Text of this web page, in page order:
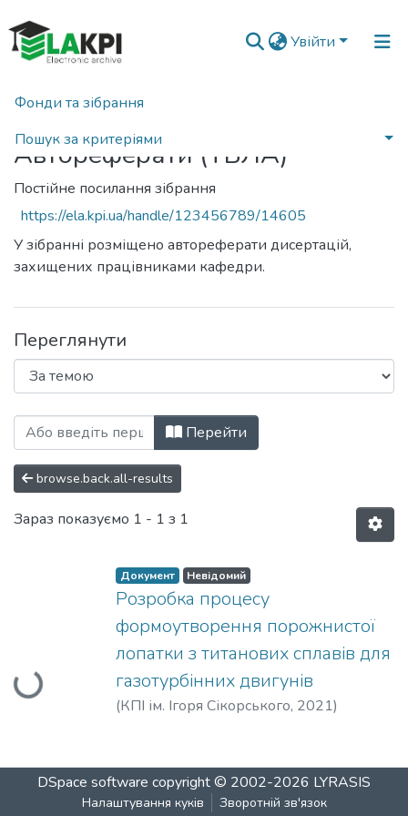
Увійти
Фонди та зібрання
Пошук за критеріями
Головна
Автореферати (ТВЛА)
Постійне посилання зібрання
https://ela.kpi.ua/handle/123456789/14605
У зібранні розміщено автореферати дисертацій,
захищених працівниками кафедри.
Переглянути
Перегляд Автореферати (ТВЛА) за
Перейти
browse.back.all-results
Зараз показуємо 1 - 1 з 1
Вантажиться...
Документ Невідомий
Розробка процесу
формоутворення порожнистої
лопатки з титанових сплавів для
газотурбінних двигунів
(КПІ ім. Ігоря Сікорського, 2021)
DSpace software copyright © 2002-2026 LYRASIS
Налаштування куків Зворотній зв'язок